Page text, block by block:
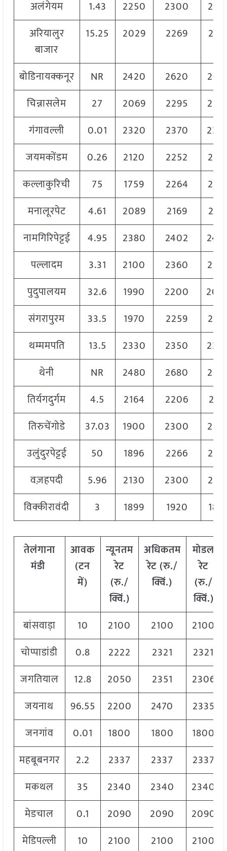
अलंगेयम 1.43 2250 2300
अरियालुर
बाजार
15.25 2029 2269
बोडिनायक्कनूर NR 2420 2620
चिन्नासलेम
27 2069 2295
गंगावल्ली
0.01 2320 2370
जयमकोंडम
0.26 2120 2252
कल्लाकुरिची
75 1759 2264
मनालूरपेट
4.61 2089 2169
नामगिरिपेट्टई
4.95 2380 2402
पल्लादम
3.31 2100 2360
पुदुपालयम
32.6 1990 2200
संगरापुरम
33.5 1970 2259
थम्ममपति
13.5 2330 2350
थेनी
NR 2480 2680
तिर्यगदुर्गम
4.5 2164 2206
तिरुचेंगोडे
37.03 1900 2300
उलुंदुरपेट्टई
50 1896 2266
वज़हपदी
5.96 2130 2300
विक्कीरावंदी
3 1899 1920
तेलंगाना
मंडी
आवक
(टन
में)
न्यूनतम
रेट
(रु./
क्विं.)
अधिकतम
रेट (रु./
क्विं.)
मोडल
रेट
(रु./
क्विं.)
बांसवाड़ा
10 2100 2100
2100
चोप्पाडांडी
0.8 2222 2321
2321
जगतियाल
12.8 2050 2351
2306
जयनाथ
96.55 2200 2470
2335
जनगांव
0.01 1800 1800
1800
महबूबनगर
2.2 2337 2337
2337
मकथल
35 2340 2340
2340
मेडचाल
0.1 2090 2090
2090
मेडिपल्ली
10 2100 2100
2100